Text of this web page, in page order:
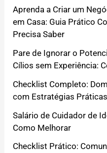
Aprenda a Criar um
em Casa: Guia Prático
Precisa Saber
Pare de Ignorar o
Cílios sem Experiência:
Checklist Completo:
com Estratégias Práticas
Salário de Cuidador de
Como Melhorar
Checklist Prático: